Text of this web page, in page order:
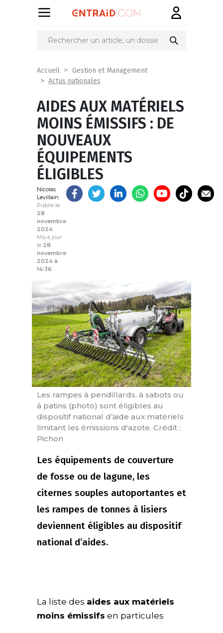
Partager
Accueil
Gestion et Management
Actus nationales
AIDES AUX MATÉRIELS
MOINS ÉMISSIFS : DE
NOUVEAUX
ÉQUIPEMENTS
ÉLIGIBLES
Nicolas
Levillain
Publié le
28
novembre
2024
Mis à jour
le 28
novembre
2024 à
14:36
Les rampes à pendillards, à sabots ou
à patins (photo) sont éligibles au
dispositif national d’aide aux matériels
limitant les émissions d'azote. Crédit :
Pichon
Les équipements de couverture
de fosse ou de lagune, les
citernes souples autoportantes et
les rampes de tonnes à lisiers
deviennent éligibles au dispositif
national d’aides.
La liste des aides aux matériels
moins émissifs en particules